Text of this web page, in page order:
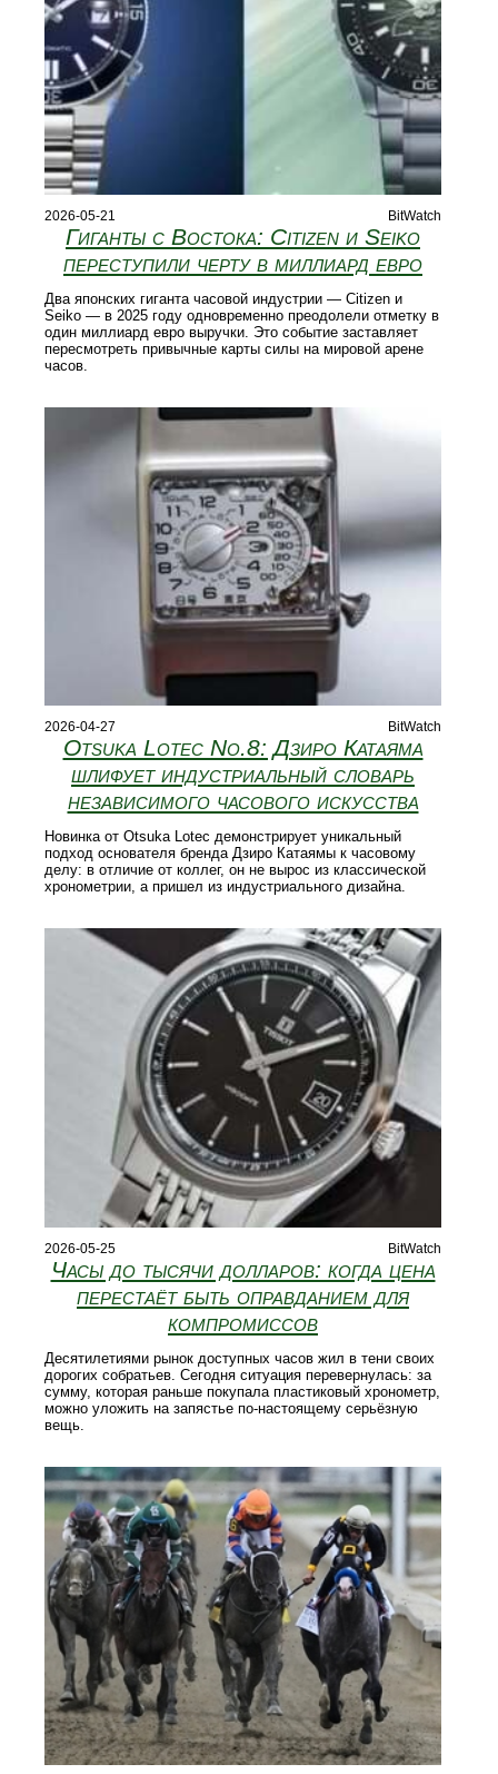
2026-05-21 BitWatch
Гиганты с Востока: Citizen и Seiko
переступили черту в миллиард евро
Два японских гиганта часовой индустрии — Citizen и
Seiko — в 2025 году одновременно преодолели отметку в
один миллиард евро выручки. Это событие заставляет
пересмотреть привычные карты силы на мировой арене
часов.
2026-04-27 BitWatch
Otsuka Lotec No.8: Дзиро Катаяма
шлифует индустриальный словарь
независимого часового искусства
Новинка от Otsuka Lotec демонстрирует уникальный
подход основателя бренда Дзиро Катаямы к часовому
делу: в отличие от коллег, он не вырос из классической
хронометрии, а пришел из индустриального дизайна.
2026-05-25 BitWatch
Часы до тысячи долларов: когда цена
перестаёт быть оправданием для
компромиссов
Десятилетиями рынок доступных часов жил в тени своих
дорогих собратьев. Сегодня ситуация перевернулась: за
сумму, которая раньше покупала пластиковый хронометр,
можно уложить на запястье по-настоящему серьёзную
вещь.